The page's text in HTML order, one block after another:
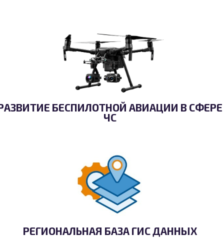
БЕСПИЛОТНОЙ АВИАЦИИ В СФЕРЕ
ЧС
РЕГИОНАЛЬНАЯ БАЗА ГИС ДАННЫХ